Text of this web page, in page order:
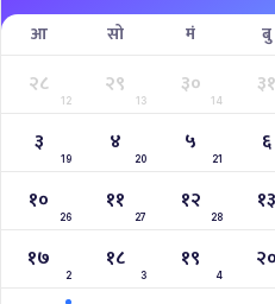
आ सो मं बु
२८
12
२९
13
३०
14
३१
३
19
४
20
५
21
६
१०
26
११
27
१२
28
१३
१७
2
१८
3
१९
4
२०